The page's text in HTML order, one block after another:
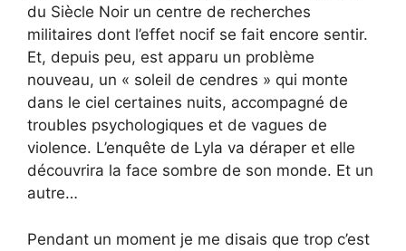
du Siècle Noir un centre de recherches
militaires dont l’effet nocif se fait encore sentir.
Et, depuis peu, est apparu un problème
nouveau, un « soleil de cendres » qui monte
dans le ciel certaines nuits, accompagné de
troubles psychologiques et de vagues de
violence. L’enquête de Lyla va déraper et elle
découvrira la face sombre de son monde. Et un
autre…
Pendant un moment je me disais que trop c’est